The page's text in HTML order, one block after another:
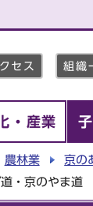
セス 組織
・産業
農林業
京の
・京のやま道